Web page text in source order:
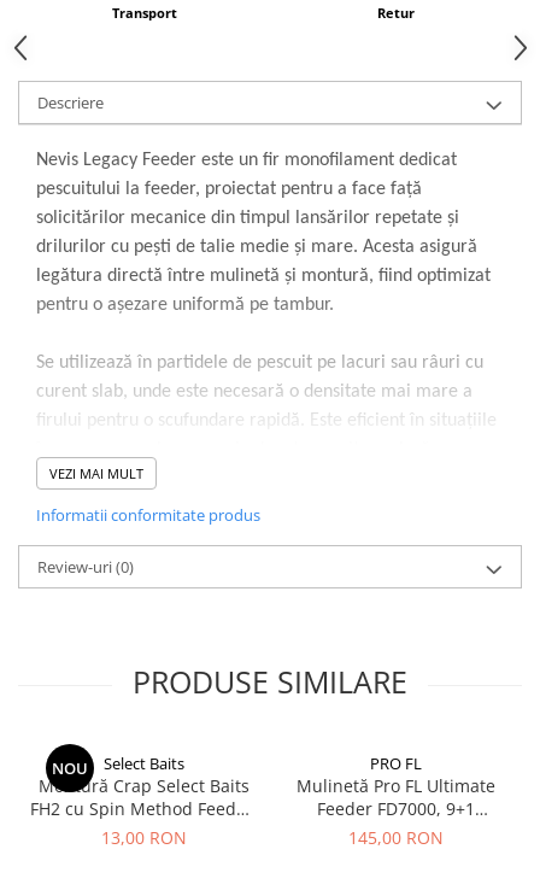
Transport Retur
Descriere
Nevis Legacy Feeder este un fir monofilament dedicat
pescuitului la feeder, proiectat pentru a face față
solicitărilor mecanice din timpul lansărilor repetate și
drilurilor cu pești de talie medie și mare. Acesta asigură
legătura directă între mulinetă și montură, fiind optimizat
pentru o așezare uniformă pe tambur.
Se utilizează în partidele de pescuit pe lacuri sau râuri cu
curent slab, unde este necesară o densitate mai mare a
firului pentru o scufundare rapidă. Este eficient în situațiile
trăsăturii, reducând timpul de răspuns la contactul peștelui
cu momeala.
Eficiența acestui monofilament provine din procesul de
fabricație care îi conferă o rezistență ridicată la abraziune
atingerea distanțelor vizate fără a uza prematur
a apei.
VEZI MAI MULT
Informatii conformitate produs
Review-uri(0)
PRODUSE SIMILARE
NOU Select Baits
Montură Crap Select Baits
FH2 cu Spin Method Feeder,
Cârlig Nr.10, 3 buc/set
13,00 RON
PRO FL
Mulinetă Pro FL Ultimate
Feeder FD7000, 9+1
Rulmenți
145,00 RON